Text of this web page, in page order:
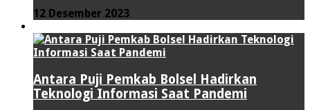
12 Desember 2023
Antara Puji Pemkab Bolsel Hadirkan
Teknologi Informasi Saat Pandemi